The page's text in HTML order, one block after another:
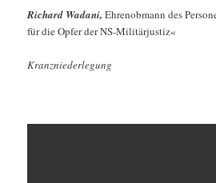
Richard Wadani,Ehrenobmann des
für die Opfer der NS-Militärjustiz«
Kranzniederlegung